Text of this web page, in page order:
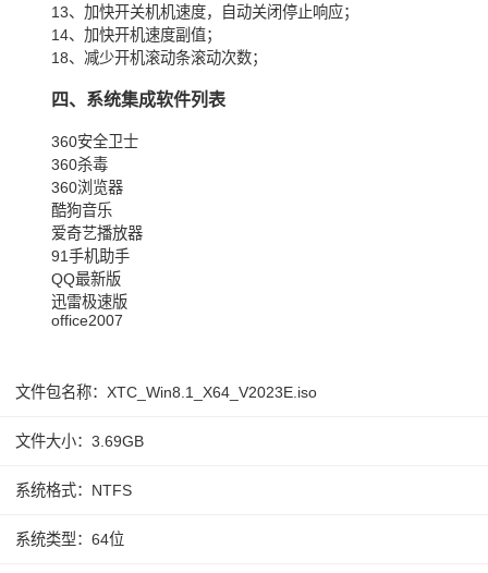
13、加快开关机机速度，自动关闭停止响应；
14、加快开机速度副值；
18、减少开机滚动条滚动次数；
四、系统集成软件列表
360安全卫士
360杀毒
360浏览器
酷狗音乐
爱奇艺播放器
91手机助手
QQ最新版
迅雷极速版
office2007
文件包名称：XTC_Win8.1_X64_V2023E.iso
文件大小：3.69GB
系统格式：NTFS
系统类型：64位